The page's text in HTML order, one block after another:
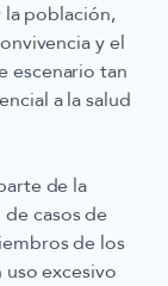
la población,
y el
escenario tan
a la salud
de la
casos de
de los
excesivo